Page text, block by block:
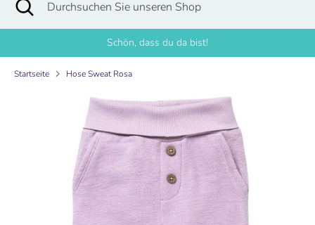
unseren
schließen
Schön, dass du da bist!
Startseite Hose Sweat Rosa